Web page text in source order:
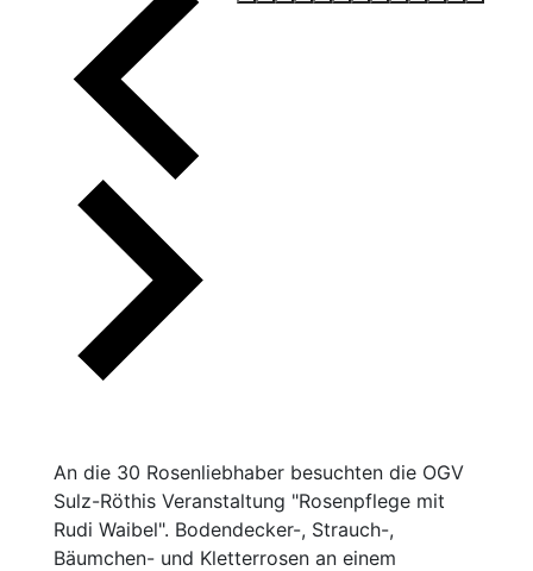
An die 30 Rosenliebhaber besuchten die OGV
Sulz-Röthis Veranstaltung "Rosenpflege mit
Rudi Waibel". Bodendecker-, Strauch-,
Bäumchen- und Kletterrosen an einem